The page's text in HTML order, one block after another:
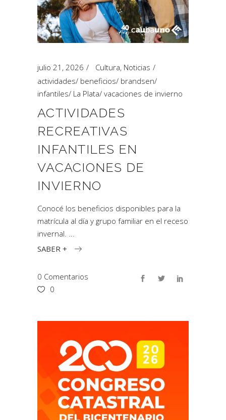
julio 21, 2026 Cultura, Noticias
actividades/ beneficios/ brandsen/
infantiles/ La Plata/ vacaciones de invierno
ACTIVIDADES
RECREATIVAS
INFANTILES EN
VACACIONES DE
INVIERNO
Conocé los beneficios disponibles para la
matrícula al día y grupo familiar en el receso
invernal.
SABER +
0 Comentarios
0